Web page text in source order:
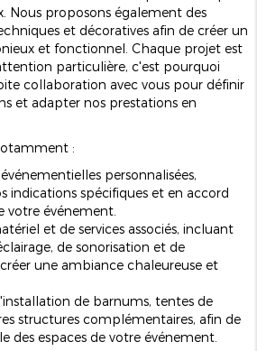
Nous proposons également des
et décoratives afin de créer un
et fonctionnel. Chaque projet est
particulière, c'est pourquoi
collaboration avec vous pour définir
et adapter nos prestations en
:
personnalisées,
indications spécifiques et en accord
votre événement.
et de services associés, incluant
de sonorisation et de
une ambiance chaleureuse et
de barnums, tentes de
structures complémentaires, afin de
des espaces de votre événement.